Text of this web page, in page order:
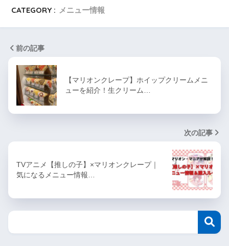
CATEGORY : メニュー情報
前の記事
【マリオンクレープ】ホイップクリームメニ
ューを紹介！生クリーム…
次の記事
TVアニメ【推しの子】×マリオンクレープ｜
気になるメニュー情報…